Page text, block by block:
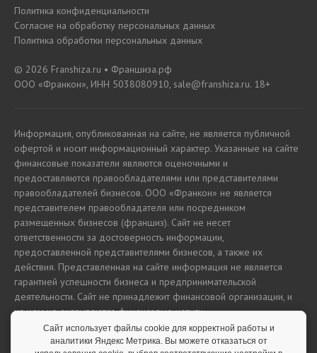
Политика конфиденциальности
Согласие на обработку персональных данных
Политика обработки персональных данных
© 2026 Franshiza.ru • Франшиза.рф
ООО «Франкон», ИНН 5038080910, sale@franshiza.ru. 18+
Информация, опубликованная на сайте, не является публичной
офертой и носит информационный характер. Указанные на сайте
финансовые показатели являются оценочными и
предоставляются правообладателями или представителями
правообладателей бизнесов. ООО «Франкон» не является
представителем правообладателя или посредником
размещенных бизнесов (франшиз). Сайт не несет
ответственности за достоверность информации,
предоставленной представителями бизнесов, а также их
действия. Представленная на сайте информация не является
гарантией успешности бизнеса и предпринимательской
деятельности. Сайт не принадлежит финансовой организации, и
на нем не оказываются финансовые услуги.
Сайт использует файлы cookie для корректной работы и
аналитики Яндекс Метрика. Вы можете отказаться от